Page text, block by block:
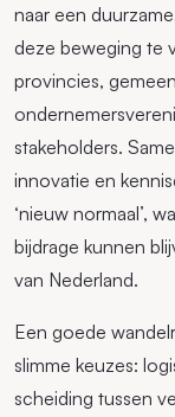
naar een
deze beweging te
provincies,
stakeholders.
innovatie en
‘nieuw normaal’,
bijdrage kunnen
van Nederland.
Een goede
slimme keuzes:
scheiding tussen